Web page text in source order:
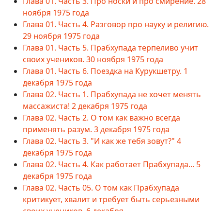
ноября 1975 года
Глава 01. Часть 4. Разговор про науку и религию.
29 ноября 1975 года
Глава 01. Часть 5. Прабхупада терпеливо учит
своих учеников. 30 ноября 1975 года
Глава 01. Часть 6. Поездка на Курукшетру. 1
декабря 1975 года
Глава 02. Часть 1. Прабхупада не хочет менять
массажиста! 2 декабря 1975 года
Глава 02. Часть 2. О том как важно всегда
применять разум. 3 декабря 1975 года
Глава 02. Часть 3. "И как же тебя зовут?" 4
декабря 1975 года
Глава 02. Часть 4. Как работает Прабхупада... 5
декабря 1975 года
Глава 02. Часть 05. О том как Прабхупада
критикует, хвалит и требует быть серьезными